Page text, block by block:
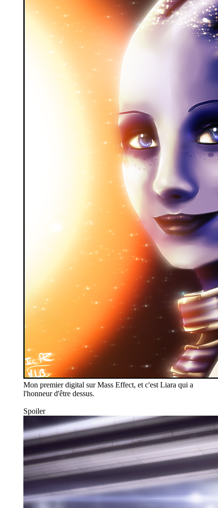
Mon premier digital sur Mass Effect, et c'est Liara qui a
l'honneur d'être dessus.
Spoiler